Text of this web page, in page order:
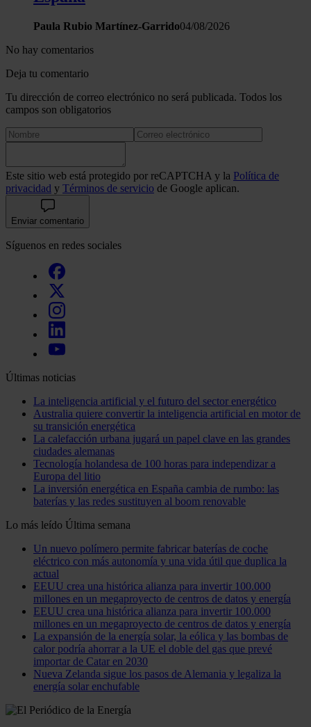
Paula Rubio Martínez-Garrido04/08/2026
No hay comentarios
Deja tu comentario
Tu dirección de correo electrónico no será publicada. Todos los
campos son obligatorios
Este sitio web está protegido por reCAPTCHA y la Política de
privacidad y Términos de servicio de Google aplican.
Enviar comentario
Síguenos en redes sociales
Últimas noticias
La inteligencia artificial y el futuro del sector energético
Australia quiere convertir la inteligencia artificial en motor de
su transición energética
La calefacción urbana jugará un papel clave en las grandes
ciudades alemanas
Tecnología holandesa de 100 horas para independizar a
Europa del litio
La inversión energética en España cambia de rumbo: las
baterías y las redes sustituyen al boom renovable
Lo más leído Última semana
Un nuevo polímero permite fabricar baterías de coche
eléctrico con más autonomía y una vida útil que duplica la
actual
EEUU crea una histórica alianza para invertir 100.000
millones en un megaproyecto de centros de datos y energía
EEUU crea una histórica alianza para invertir 100.000
millones en un megaproyecto de centros de datos y energía
La expansión de la energía solar, la eólica y las bombas de
calor podría ahorrar a la UE el doble del gas que prevé
importar de Catar en 2030
Nueva Zelanda sigue los pasos de Alemania y legaliza la
energía solar enchufable